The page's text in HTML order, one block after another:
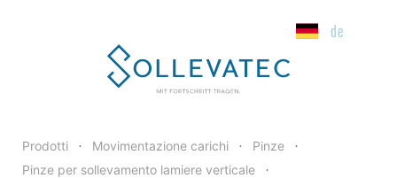
de
Prodotti • Movimentazione carichi • Pinze •
Pinze per sollevamento lamiere verticale •
Modello Portate